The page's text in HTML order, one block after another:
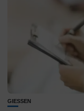
GIESSEN